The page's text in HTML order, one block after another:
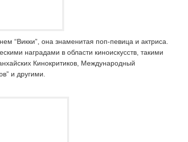
“Викки”, она знаменитая поп-певица и актриса.
наградами в области киноискусств, такими
Кинокритиков, Международный
и другими.